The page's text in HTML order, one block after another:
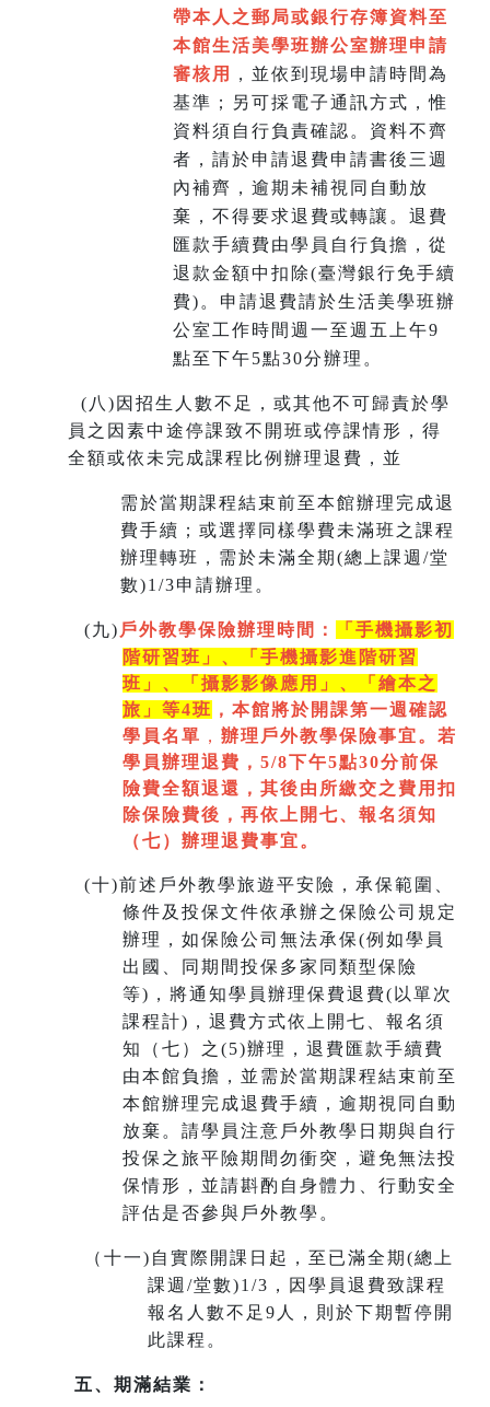
帶本人之郵局或銀行存簿資料至
本館生活美學班辦公室辦理申請
審核用
，並依到現場申請時間為
基準；另可採電子通訊方式，惟
資料須自行負責確認。資料不齊
者，請於申請退費申請書後三週
內補齊，逾期未補視同自動放
棄，不得要求退費或轉讓。退費
匯款手續費由學員自行負擔，從
退款金額中扣除(臺灣銀行免手續
費)。申請退費請於生活美學班辦
公室工作時間週一至週五上午9
點至下午5點30分辦理。
( 八)因招生人數不足，或其他不可歸責於學
員之因素中途停課致不開班或停課情形，得
全額或依未完成課程比例辦理退費，並
需於當期課程結束前至本館辦理完成退
費手續；或選擇同樣學費未滿班之課程
辦理轉班，需於未滿全期(總上課週/堂
數)1/3申請辦理。
(九) 戶外教學保險辦理時間：
「手機攝影初
階研習班」、「手機攝影進階研習
班」、「 攝影影像應用」、「繪本之
旅」等4班 ，本館將於開課第一週 確認
學員名單 ， 辦理戶外教學保險事宜。若
學員辦理退費，5/8下午5點30分前保
險費全額退還，其後由所繳交之費用扣
除保險費後，再依上開七、 報名須知
（七）辦理退費事宜。
(十)前述戶外教學旅遊平安險，承保範圍、
條件及投保文件依承辦之保險公司規定
辦理，如保險公司無法承保(例如學員
出國、同期間投保多家同類型保險
等)，將通知學員辦理保費退費(以單次
課程計)，退費方式依上開七、報名須
知（七）之(5)辦理，退費匯款手續費
由本館負擔，並需於當期課程結束前至
本館辦理完成退費手續， 逾期視同自動
放棄 。請學員注意戶外教學日期與自行
投保之旅平險期間勿衝突，避免無法投
保情形，並請斟酌自身體力、行動安全
評估是否參與戶外教學。
（十一) 自實際開課日起，至已滿全期(總上
課週/堂數)1/3，因學員退費致課程
報名人數不足9人，則於下期暫停開
此課程。
五、期滿結業：